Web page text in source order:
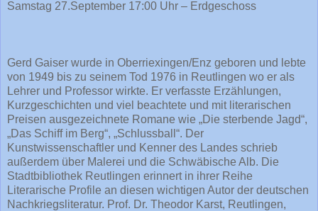
Samstag 27.September 17:00 Uhr – Erdgeschoss
Gerd Gaiser wurde in Oberriexingen/Enz geboren und lebte
von 1949 bis zu seinem Tod 1976 in Reutlingen wo er als
Lehrer und Professor wirkte. Er verfasste Erzählungen,
Kurzgeschichten und viel beachtete und mit literarischen
Preisen ausgezeichnete Romane wie „Die sterbende Jagd“,
„Das Schiff im Berg“, „Schlussball“. Der
Kunstwissenschaftler und Kenner des Landes schrieb
außerdem über Malerei und die Schwäbische Alb. Die
Stadtbibliothek Reutlingen erinnert in ihrer Reihe
Literarische Profile an diesen wichtigen Autor der deutschen
Nachkriegsliteratur. Prof. Dr. Theodor Karst, Reutlingen,